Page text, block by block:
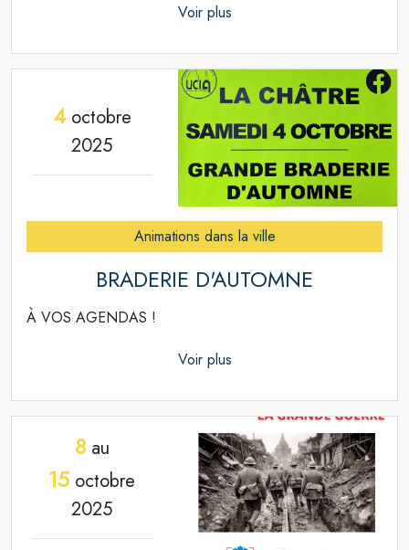
Voir plus
4octobre
2025
Animations dans la ville
BRADERIE D'AUTOMNE
À VOS AGENDAS !
Voir plus
8au
15 octobre
2025